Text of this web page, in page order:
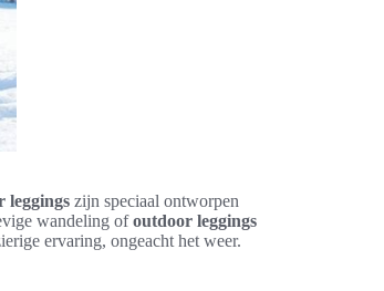
leggings zijn speciaal ontworpen
wandeling ofoutdoor leggings
ervaring, ongeacht het weer.